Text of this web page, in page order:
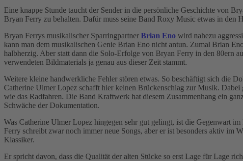
Eine knappe Stunde taucht der Sender in die persönliche Geschichte von
Bryan Ferry zu behalten. Dafür muss seine Band Roxy Music etwas in
Bryan Ferrys musikalischer Sparringpartner Brian Eno wird nahezu
kann man dem musikalischen Genie Brian Eno nicht antun. Zumal Brian
halbherzig. Aber statt dann die Solo-Erfolge von Bryan Ferry in den 80ern
verwendeten Bildmaterials ja genau aus dieser Zeit stammt.
Weitere kleine handwerkliche Fehler stören etwas. So beschäftigt sich die
Catherine Ulmer Lopez schafft hier keinen Brückenschlag zur Musik.
wie das Radfahren. Die Band Kraftwerk hat diesem Zusammenhang ein
Schwäche der Dokumentation.
Was Catherine Ulmer Lopez hingegen sehr gut gelingt, ist die Gegenwart
Ferry schreibt zwar noch immer neue Songs, aber er ist besonders aktiv im
Klassiker.
Er spricht davon, dass die Qualität der alten Stücke so erst Lage für Lage